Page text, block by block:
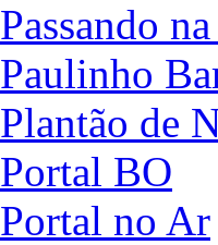
Passando
Paulinho
Plantão de
Portal BO
Portal no Ar